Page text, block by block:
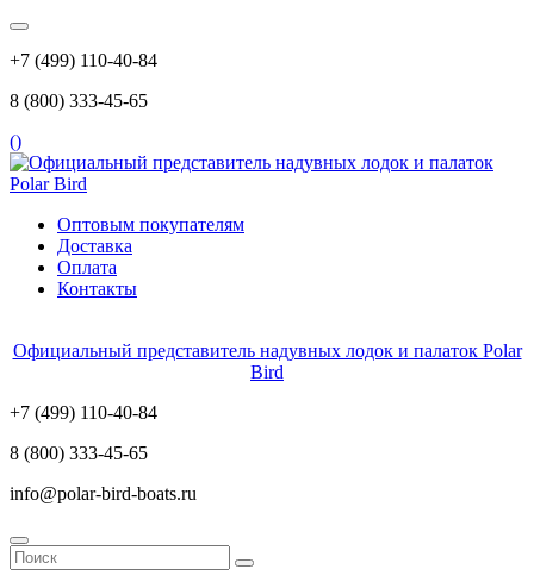
+7 (499) 110-40-84
8 (800) 333-45-65
()
Оптовым покупателям
Доставка
Оплата
Контакты
Официальный представитель надувных лодок и палаток Polar
Bird
+7 (499) 110-40-84
8 (800) 333-45-65
info@polar-bird-boats.ru